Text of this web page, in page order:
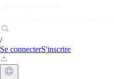
/
Se connecterS'inscrire